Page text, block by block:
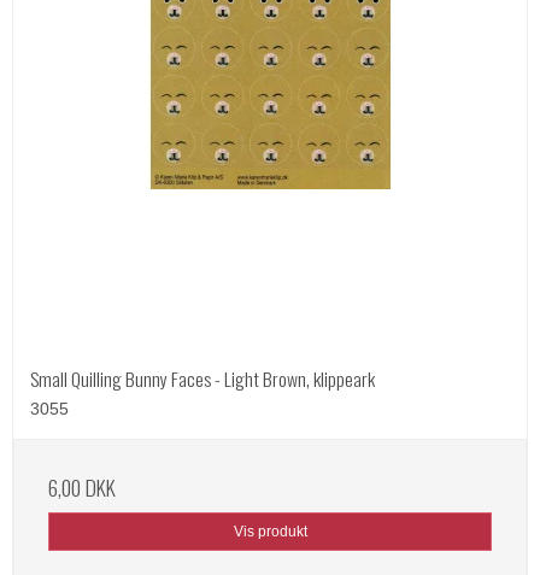
Small Quilling Bunny Faces - Light Brown, klippeark
3055
6,00 DKK
Vis produkt